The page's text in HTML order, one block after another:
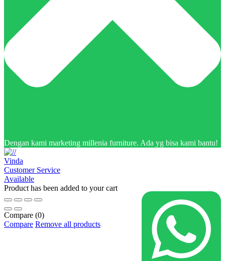
Dengan kami marketing millenia furniture. Ada yg bisa kami bantu!
Vinda
Customer Service
Available
Product has been added to your cart
Compare (0)
Compare Remove all products